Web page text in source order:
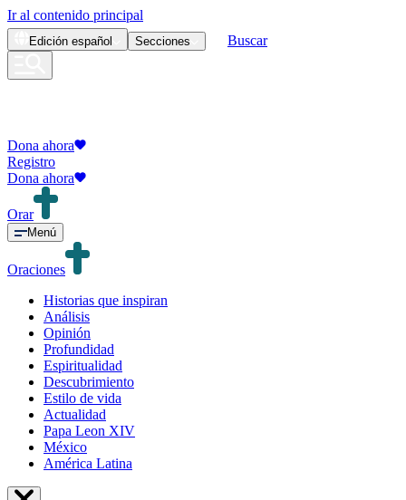
Ir al contenido principal
Edición español Secciones Buscar
Dona ahora
Registro
Dona ahora
Orar
Menú
Oraciones
Historias que inspiran
Análisis
Opinión
Profundidad
Espiritualidad
Descubrimiento
Estilo de vida
Actualidad
Papa Leon XIV
México
América Latina